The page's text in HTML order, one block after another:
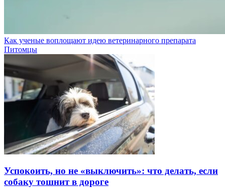
Как ученые воплощают идею ветеринарного препарата
Питомцы
Успокоить, но не «выключить»: что делать, если
собаку тошнит в дороге